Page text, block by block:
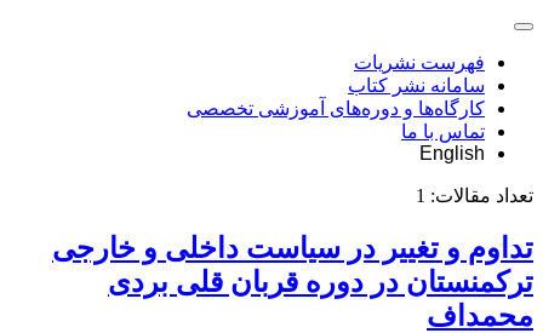
فهرست نشریات
سامانه نشر کتاب
کارگاه‌ها و دوره‌های آموزشی تخصصی
تماس با ما
English
تعداد مقالات: 1
تداوم و تغییر در سیاست داخلی و خارجی
ترکمنستان در دوره قربان قلی بردی
محمداف